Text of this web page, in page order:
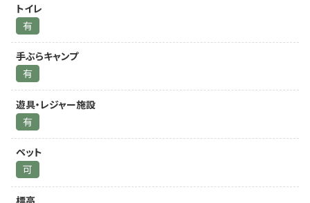
トイレ
有
手ぶらキャンプ
有
遊具・レジャー施設
有
ペット
可
標高